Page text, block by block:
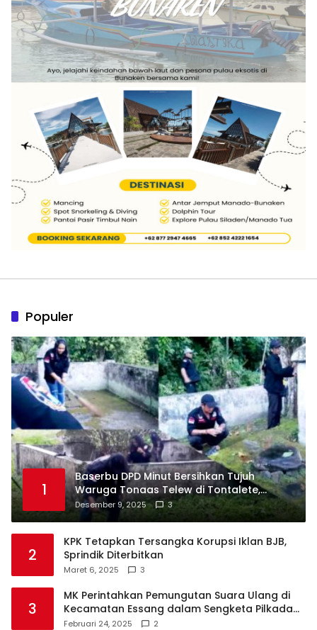
Populer
1
Baserbu DPD Minut Bersihkan Tujuh
Waruga Tonaas Telew di Tontalete,
Agenda Rutin Pelestarian Jejak Leluhur
Minahasa
Desember 9, 2025 3
2
KPK Tetapkan Tersangka Korupsi Iklan BJB,
Sprindik Diterbitkan
Maret 6, 2025 3
3
MK Perintahkan Pemungutan Suara Ulang di
Kecamatan Essang dalam Sengketa Pilkada
Talaud
Februari 24, 2025 2